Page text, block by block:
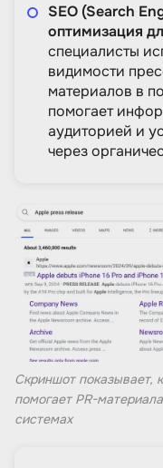
SEO (Search
оптимизация
специалисты
видимости
материалов в
помогает
аудиторией и
через
Cкриншот показывает,
помогает PR-
системах